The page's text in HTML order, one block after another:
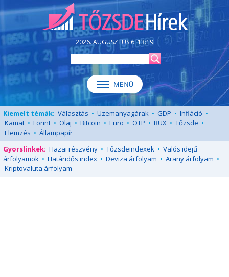
2026. AUGUSZTUS 6. 13:19
Kiemelt témák: Választás • Üzemanyagárak • GDP • Infláció •
Kamat • Forint • Olaj • Bitcoin • Euro • OTP • BUX • Tőzsde •
Elemzés • Állampapír
Gyorslinkek: Hazai részvény • Tőzsdeindexek • Valós idejű
árfolyamok • Határidős index • Deviza árfolyam • Arany árfolyam •
Kriptovaluta árfolyam